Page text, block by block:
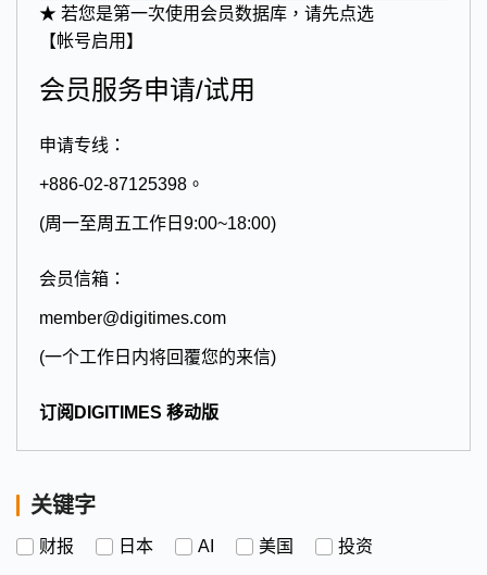
★ 若您是第一次使用会员数据库，请先点选
【帐号启用】
会员服务申请/试用
申请专线：
+886-02-87125398。
(周一至周五工作日9:00~18:00)
会员信箱：
member@digitimes.com
(一个工作日内将回覆您的来信)
订阅DIGITIMES 移动版
关键字
财报 日本 AI 美国 投资